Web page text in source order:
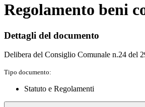
Regolamento beni
Dettagli del documento
Delibera del Consiglio Comunale n.24 del
Tipo documento:
Statuto e Regolamenti